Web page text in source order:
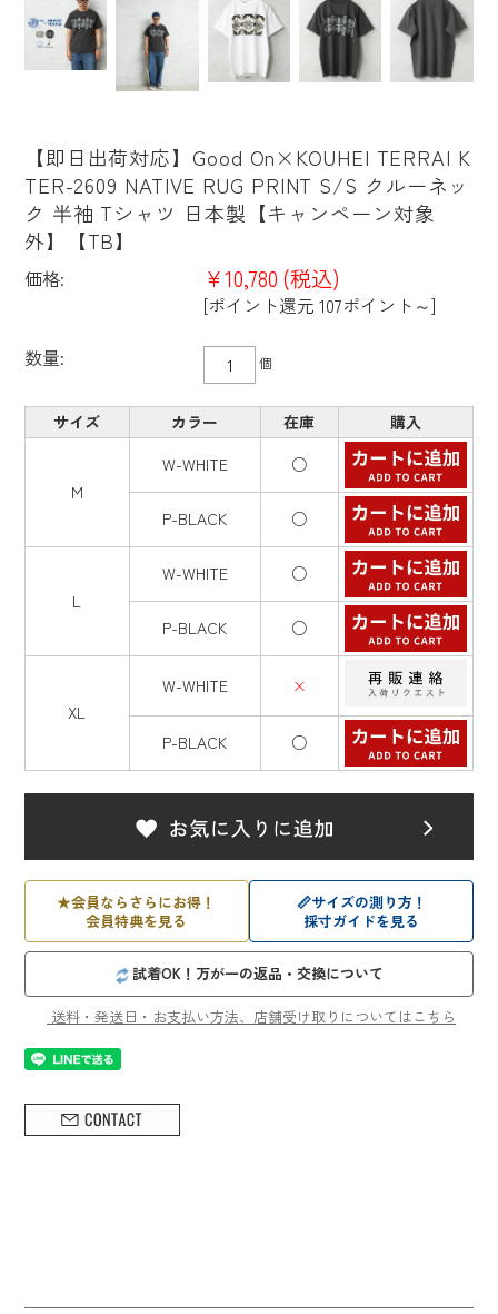
【即日出荷対応】Good On×KOUHEI TERRAI K
TER-2609 NATIVE RUG PRINT S/S クルーネッ
ク 半袖 Tシャツ 日本製【キャンペーン対象
外】【TB】
価格: ¥10,780 (税込)
[ポイント還元 107ポイント～]
数量:
個
サイズ カラー 在庫 購入
M
W-WHITE ○
P-BLACK ○
L
W-WHITE ○
P-BLACK ○
XL
W-WHITE ×
P-BLACK ○
★会員ならさらにお得！
会員特典を見る
📏サイズの測り方！
採寸ガイドを見る
試着OK！万が一の返品・交換について
送料・発送日・お支払い方法、店舗受け取りについてはこちら